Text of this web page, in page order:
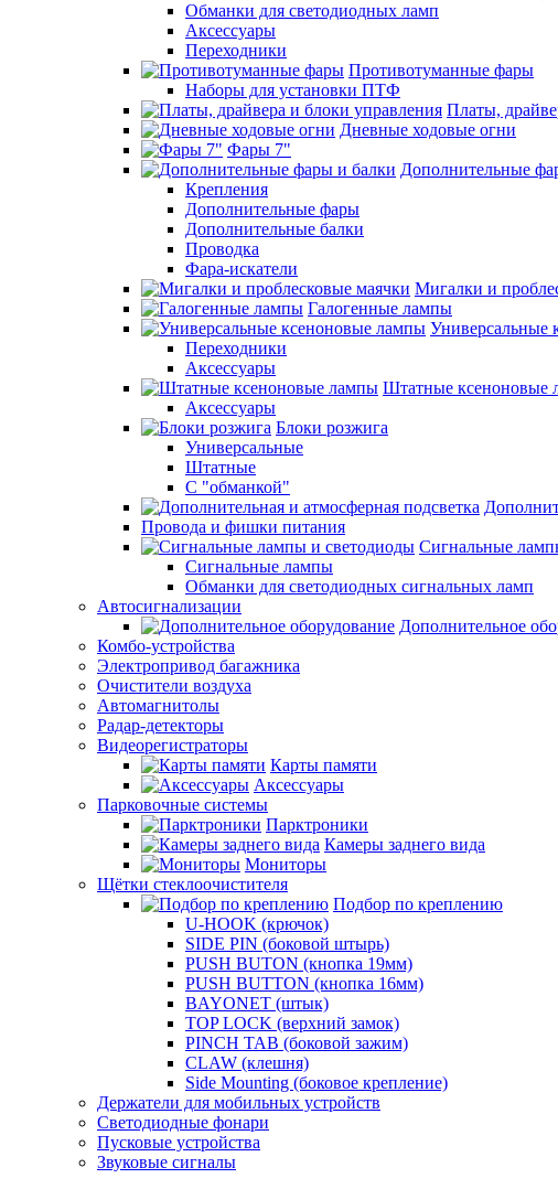
Обманки для светодиодных ламп
Аксессуары
Переходники
Противотуманные фары
Наборы для установки ПТФ
Платы,
Дневные ходовые огни
Фары 7"
Дополнительные
Крепления
Дополнительные фары
Дополнительные балки
Проводка
Фара-искатели
Мигалки и
Галогенные лампы
Универсальные
Переходники
Аксессуары
Штатные ксеноновые
Аксессуары
Блоки розжига
Универсальные
Штатные
С "обманкой"
Провода и фишки питания
Cигнальные
Сигнальные лампы
Обманки для светодиодных сигнальных ламп
Автосигнализации
Дополнительное
Комбо-устройства
Электропривод багажника
Очистители воздуха
Автомагнитолы
Радар-детекторы
Видеорегистраторы
Карты памяти
Аксессуары
Парковочные системы
Парктроники
Камеры заднего вида
Мониторы
Щётки стеклоочистителя
Подбор по креплению
U-HOOK (крючок)
SIDE PIN (боковой штырь)
PUSH BUTON (кнопка 19мм)
PUSH BUTTON (кнопка 16мм)
BAYONET (штык)
TOP LOCK (верхний замок)
PINCH TAB (боковой зажим)
CLAW (клешня)
Side Mounting (боковое крепление)
Держатели для мобильных устройств
Светодиодные фонари
Пусковые устройства
Звуковые сигналы